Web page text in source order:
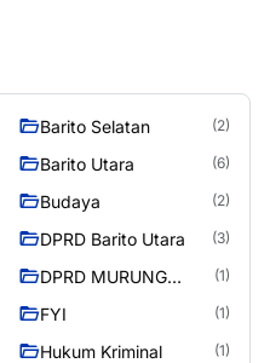
Barito Selatan (2)
Barito Utara (6)
Budaya (2)
DPRD Barito Utara (3)
DPRD MURUNG
(1)
FYI (1)
Hukum Kriminal (1)